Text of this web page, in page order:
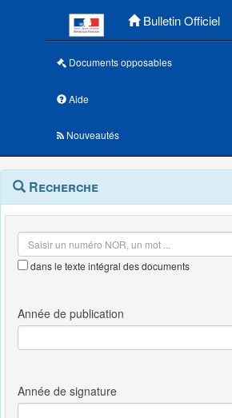
Bulletin Officiel
Documents opposables
Aide
Nouveautés
Navigation
outils
Menu
contextuel
Recherche
dans le texte intégral des documents